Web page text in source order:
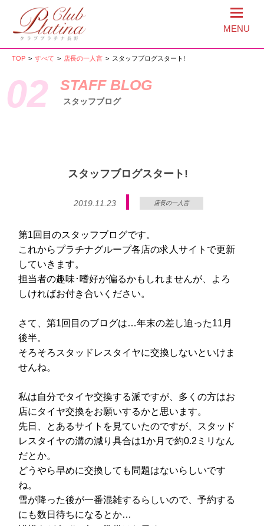
MENU
TOP > すべて > 店長の一人言 > スタッフブログスタート!
02 STAFF BLOG
スタッフブログ
スタッフブログスタート!
2019.11.23 店長の一人言
第1回目のスタッフブログです。
これからプラチナグループ各店の求人サイトで更新
していきます。
担当者の趣味･嗜好が偏るかもしれませんが、よろ
しければお付き合いください。
さて、第1回目のブログは…年末の差し迫った11月
後半。
そろそろスタッドレスタイヤに交換しないといけま
せんね。
私は自分でタイヤ交換する派ですが、多くの方はお
店にタイヤ交換をお願いするかと思います。
先日、とあるサイトを見ていたのですが、スタッド
レスタイヤの溝の減り具合は1か月で約0.2ミリなん
だとか。
どうやら早めに交換しても問題はないらしいです
ね。
雪が降った後が一番混雑するらしいので、予約する
にも数日待ちになるとか…